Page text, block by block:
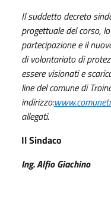
Il suddetto decreto
progettuale del corso,
partecipazione e il
di volontariato di
essere visionati e
line del comune di
indirizzo:
allegati.
Il Sindaco
Ing. Alfio Giachino